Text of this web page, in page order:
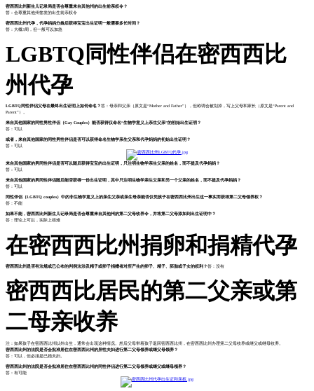
密西西比州新生儿记录局是否会尊重来自其他州的出生前亲权令？
答：会尊重其他州签发的出生前亲权令
密西西比州代孕，代孕妈妈分娩后获得宝宝出生证明一般需要多长时间？
答：大概3周，但一般可以加急
LGBTQ同性伴侣在密西西比
州代孕
LGBTQ同性伴侣父母在最终出生证明上如何命名？答：母亲和父亲（原文是“Mother and Father”），但称谓会被划掉，写上父母和家长（原文是“Parent and
Parent”）。
来自其他国家的同性男性伴侣（Gay Couples）能否获得仅命名“生物学意义上亲生父亲”的初始出生证明？
答：可以
或者，来自其他国家的同性男性伴侣是否可以获得命名生物学亲生父亲和代孕妈妈的初始出生证明？
答：可以
来自其他国家的男同性伴侣是否可以随后获得宝宝的出生证明，只注明生物学亲生父亲的姓名，而不提及代孕妈妈？
答：可以
来自其他国家的男同性伴侣随后能否获得一份出生证明，其中只注明生物学亲生父亲和另一个父亲的姓名，而不提及代孕妈妈？
答：可以
同性伴侣（LGBTQ couples）中的非生物学意义上的亲生父亲或亲生母亲能否仅凭孩子在密西西比州出生这一事实而获得第二父母领养权？
答：不能
如果不能，密西西比州新生儿记录局是否会尊重来自其他州的第二父母收养令，并将第二父母添加到出生证明中？
答：理论上可以，实际上很难
在密西西比州捐卵和捐精代孕
密西西比州是否有法规或已公布的判例法涉及精子或卵子捐赠者对所产生的卵子、精子、胚胎或子女的权利？答：没有
密西西比居民的第二父亲或第
二母亲收养
注：如果孩子在密西西比州以外出生，通常会出现这种情况。然后父母带着孩子返回密西西比州，在密西西比州办理第二父母收养或继父或继母收养。
密西西比州的法院是否会批准居住在密西西比州的异性夫妇进行第二父母领养或继父母领养？
答：可以，但必须是已婚夫妇。
密西西比州的法院是否会批准居住在密西西比州的同性伴侣进行第二父母领养或继父或继母领养？
答：有可能